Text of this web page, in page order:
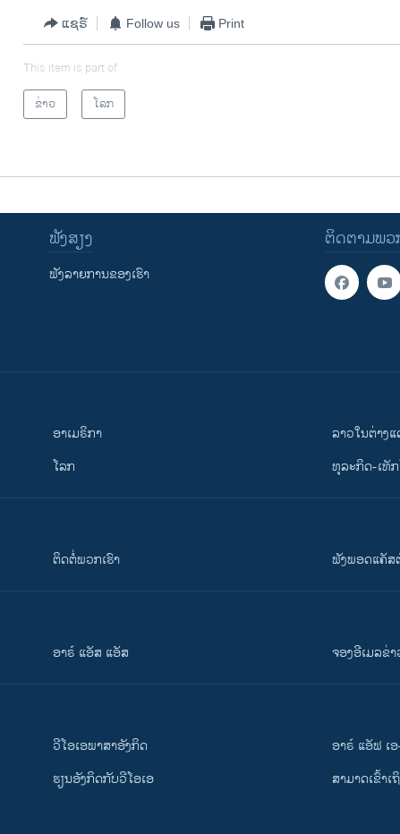
ແຊຣ໌ Follow us Print
This item is part of
ຂ່າວ
ໂລກ
ຕິດຕາມພວ
ຟັງສຽງ
ຟັງລາຍການຂອງເຮົາ
ອາເມຣິກາ
ໂລກ
ລາວໃນຕ່າງ
ທຸລະກິດ-ເທັ
ຕິດຕໍ່ພວກເຮົາ ຟັງພອດແຄັສ
ອາຣ໌ ແອັສ ແອັສ ຈອງອີເມລຂ່າ
ວີ​ໂອ​ເອ​ພາ​ສາ​ອັງ​ກິດ
​ຮຽນ​ອັງ​ກິດ​ກັບ​ວີ​ໂອ​ເອ
ອາຣ໌ ແອັຟ ເ
ສາມາດເຂົ້າເ